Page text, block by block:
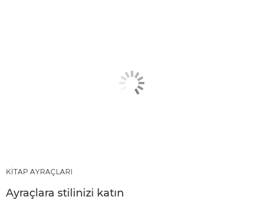
KİTAP AYRAÇLARI
Ayraçlara stilinizi katın